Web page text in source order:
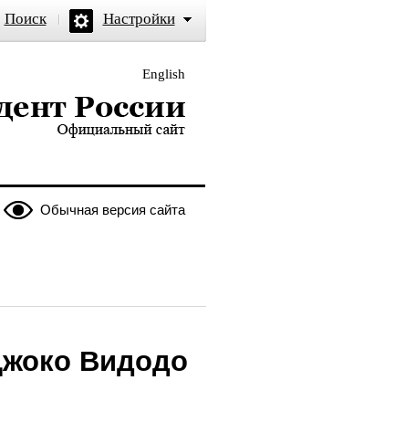
Поиск Настройки
English
официальный сайт
Обычная версия сайта
Видодо